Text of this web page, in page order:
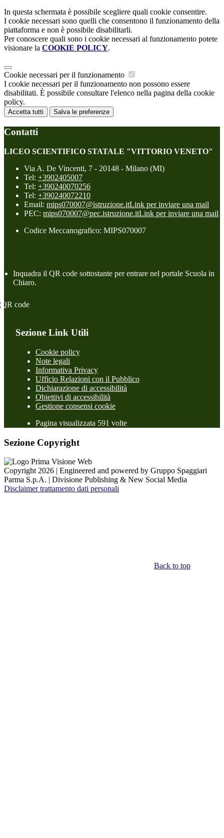
In questa schermata è possibile scegliere quali cookie consentire.
I cookie necessari sono quelli che consentono il funzionamento della
piattaforma e non è possibile disabilitarli.
Per conoscere quali sono i cookie necessari al funzionamento potete
visionare la COOKIE POLICY.
Cookie necessari per il funzionamento
I cookie necessari per il funzionamento non possono essere
disabilitati. È possibile consultare l'elenco nella pagina della cookie
policy.
Accetta tutti Salva le preferenze
Contatti
LICEO SCIENTIFICO STATALE "VITTORIO VENETO"
Via A. De Vincenti, 7 - 20148 - Milano (MI)
Tel: +3902405007
Tel: +390240070256
Tel: +390240072210
Email: mips070007@istruzione.itLink per inviare una mail
PEC: mips070007@pec.istruzione.itLink per inviare una mail
Codice Meccanografico: MIPS070007
Inquadra il QR code sottostante per entrare nel portale Scuola in
Chiaro.
Sezione Link Utili
Cookie policy
Note legali
Informativa Privacy
Ufficio Relazioni con il Pubblico
Dichiarazione di accessibilità
Obiettivi di accessibilità
Gestione consensi cookie
Pagina visualizzata 591 volte
Sezione Copyright
Copyright 2026 | Engineered and powered by Gruppo Spaggiari
Parma S.p.A. | Divisione Publishing & New Social Media
Disclaimer trattamento dati personali
Back to top